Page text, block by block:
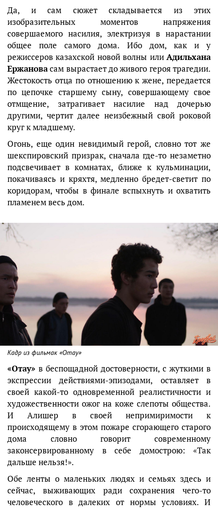
Да, и сам сюжет складывается из этих
изобразительных моментов напряжения
совершаемого насилия, электризуя в нарастании
общее поле самого дома. Ибо дом, как и у
режиссеров казахской новой волны или Адильхана
Ержановасам вырастает до живого героя трагедии.
Жестокость отца по отношению к жене, передается
по цепочке старшему сыну, совершающему свое
отмщение, затрагивает насилие над дочерью
другими, чертит далее неизбежный свой роковой
круг к младшему.
Огонь, еще один невидимый герой, словно тот же
шекспировский призрак, сначала где-то незаметно
подсвечивает в комнатах, ближе к кульминации,
покачиваясь и кряхтя, медленно бредет-светит по
коридорам, чтобы в финале вспыхнуть и охватить
пламенем весь дом.
Кадр из фильмак «Отау»
«Отау» в беспощадной достоверности, с жуткими в
экспрессии действиями-эпизодами, оставляет в
своей какой-то одновременной реалистичности и
художественности ожог на коже слепоты общества.
И Алишер в своей непримиримости к
происходящему в этом пожаре сгорающего старого
дома словно говорит современному
законсервированному в себе домострою: «Так
дальше нельзя!».
Обе ленты о маленьких людях и семьях здесь и
сейчас, выживающих ради сохранения чего-то
человеческого в далеких от нормы условиях. И